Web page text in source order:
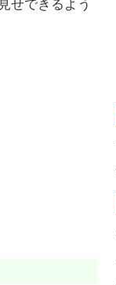
せできるよう